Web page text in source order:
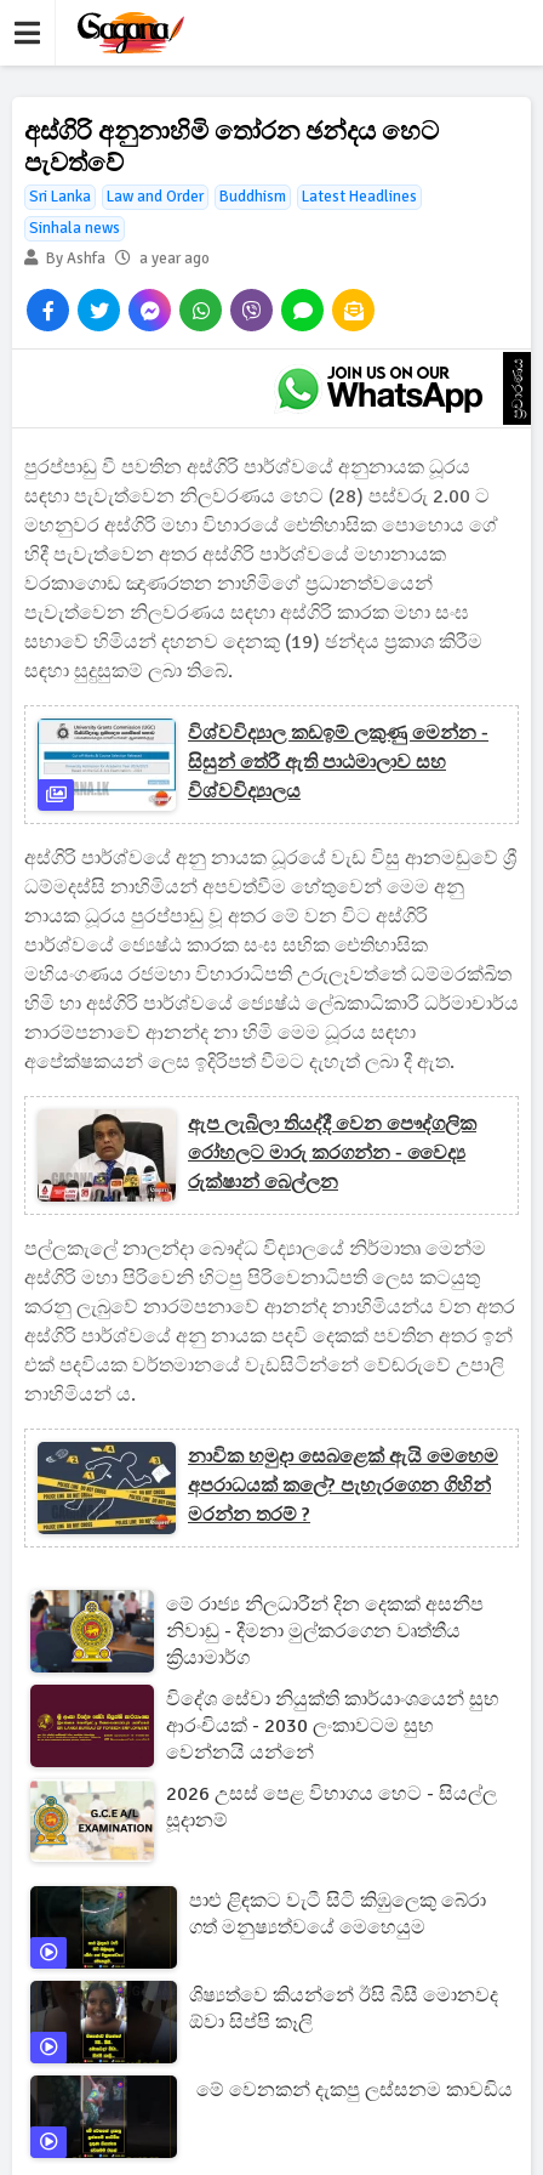
අස්ගිරි අනුනාහිමි තෝරන ඡන්දය හෙට
පැවත්වේ
Sri Lanka Law and Order Buddhism
Latest Headlines
Sinhala news
By Ashfa
a year ago
ප්‍රචාරණය
පුරප්පාඩු වී පවතින අස්ගිරි පාර්ශ්වයේ අනුනායක ධූරය
සඳහා පැවැත්වෙන නිලවරණය හෙට (28) පස්වරු 2.00 ට
මහනුවර අස්ගිරි මහා විහාරයේ ඓතිහාසික පොහොය ගේ
හිදී පැවැත්වෙන අතර අස්ගිරි පාර්ශ්වයේ මහානායක
වරකාගොඩ ඤාණරතන නාහිමිගේ ප්‍රධානත්වයෙන්
පැවැත්වෙන නිලවරණය සඳහා අස්ගිරි කාරක මහා සංඝ
සභාවේ හිමියන් දහනව දෙනකු (19) ඡන්දය ප්‍රකාශ කිරීම
සඳහා සුදුසුකම් ලබා තිබේ.
විශ්වවිද්‍යාල කඩඉම් ලකුණු මෙන්න -
සිසුන් තේරී ඇති පාඨමාලාව සහ
විශ්වවිද්‍යාලය
අස්ගිරි පාර්ශ්වයේ අනු නායක ධූරයේ වැඩ විසු ආනමඩුවේ ශ්‍රී
ධම්මදස්සි නාහිමියන් අපවත්වීම හේතුවෙන් මෙම අනු
නායක ධූරය පුරප්පාඩු වූ අතර මේ වන විට අස්ගිරි
පාර්ශ්වයේ ජ්‍යෙෂ්ඨ කාරක සංඝ සභික ඓතිහාසික
මහියංගණය රජමහා විහාරාධිපති උරුලෑවත්තේ ධම්මරක්ඛිත
හිමි හා අස්ගිරි පාර්ශ්වයේ ජ්‍යෙෂ්ඨ ලේඛකාධිකාරී ධර්මාචාර්ය
නාරම්පනාවේ ආනන්ද නා හිමි මෙම ධූරය සඳහා
අපේක්ෂකයන් ලෙස ඉදිරිපත් වීමට දැහැත් ලබා දී ඇත.
ඇප ලැබිලා තියද්දී වෙන පෞද්ගලික
රෝහලට මාරු කරගන්න - වෛද්‍ය
රුක්ෂාන් බෙල්ලන
පල්ලකැලේ නාලන්දා බෞද්ධ විද්‍යාලයේ නිර්මාතෘ මෙන්ම
අස්ගිරි මහා පිරිවෙනි හිටපු පිරිවෙනාධිපති ලෙස කටයුතු
කරනු ලැබුවේ නාරම්පනාවේ ආනන්ද නාහිමියන්ය වන අතර
අස්ගිරි පාර්ශ්වයේ අනු නායක පදවි දෙකක් පවතින අතර ඉන්
එක් පදවියක වර්තමානයේ වැඩසිටින්නේ වේඬරුවේ උපාලි
නාහිමියන් ය.
නාවික හමුදා සෙබළෙක් ඇයි මෙහෙම
අපරාධයක් කලේ? පැහැරගෙන ගිහින්
මරන්න තරම් ?
මේ රාජ්‍ය නිලධාරීන් දින දෙකක් අසනීප
නිවාඩු - දීමනා මුල්කරගෙන වෘත්තීය
ක්‍රියාමාර්ග
විදේශ සේවා නියුක්ති කාර්යාංශයෙන් සුභ
ආරංචියක් - 2030 ලංකාවටම සුභ
වෙන්නයි යන්නේ
2026 උසස් පෙළ විභාගය හෙට - සියල්ල
සූදානම්
පාළු ළිඳකට වැටී සිටි කිඹුලෙකු බේරා
ගත් මනුෂ්‍යත්වයේ මෙහෙයුම
ශිෂ්‍යත්වෙ කියන්නේ ඊසි බීසී මොනවද
ඕවා සිප්පි කෑලි
මේ වෙනකන් දැකපු ලස්සනම කාවඩිය